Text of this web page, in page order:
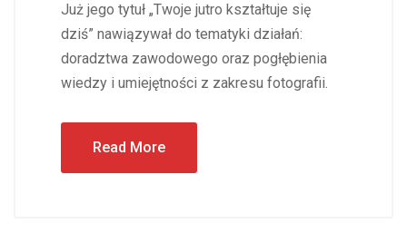
Już jego tytuł „Twoje jutro kształtuje się
dziś” nawiązywał do tematyki działań:
doradztwa zawodowego oraz pogłębienia
wiedzy i umiejętności z zakresu fotografii.
Read More